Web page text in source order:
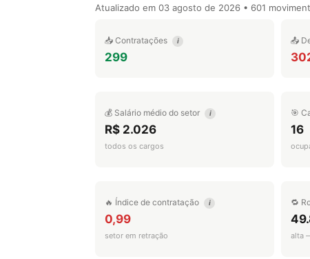
Atualizado em 03 agosto de 2026 • 601
📥 Contratações i
299
📤
💰 Salário médio do setor i
R$ 2.026
todos os cargos
🎯
16
🔥 Índice de contratação i
0,99
setor em retração
🔁
alta